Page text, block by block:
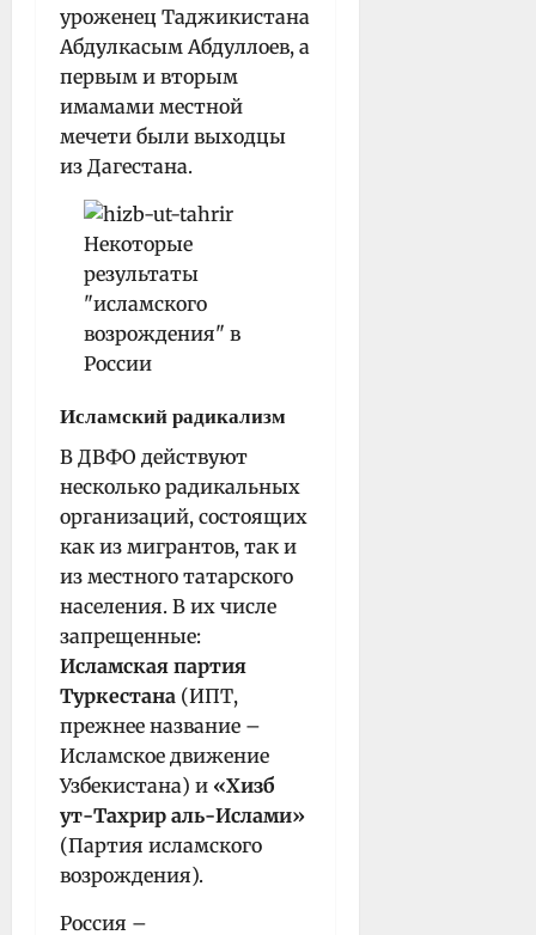
уроженец Таджикистана
Абдулкасым Абдуллоев, а
первым и вторым
имамами местной
мечети были выходцы
из Дагестана.
Исламский радикализм
В ДВФО действуют
несколько радикальных
организаций, состоящих
как из мигрантов, так и
из местного татарского
населения. В их числе
запрещенные:
Исламская партия
Туркестана (ИПТ,
прежнее название –
Исламское движение
Узбекистана) и «Хизб
ут-Тахрир аль-Ислами»
(Партия исламского
возрождения).
Россия –